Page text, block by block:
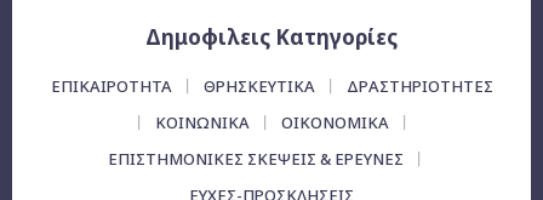
Δημοφιλεις Κατηγορίες
ΕΠΙΚΑΙΡΌΤΗΤΑ ΘΡΗΣΚΕΥΤΙΚΑ
ΔΡΑΣΤΗΡΙΟΤΗΤΕΣ
ΚΟΙΝΩΝΙΚΑ
ΟΙΚΟΝΟΜΙΚΆ
ΕΠΙΣΤΗΜΟΝΙΚΕΣ ΣΚΕΨΕΙΣ & ΕΡΕΥΝΕΣ
ΕΥΧΈΣ-ΠΡΟΣΚΛΉΣΕΙΣ